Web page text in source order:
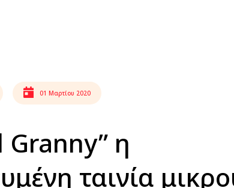
01 Μαρτίου 2020
η
ταινία